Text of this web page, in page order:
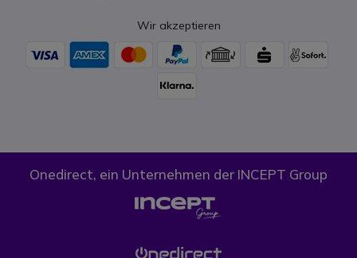
Wir akzeptieren
Onedirect, ein Unternehmen der INCEPT Group